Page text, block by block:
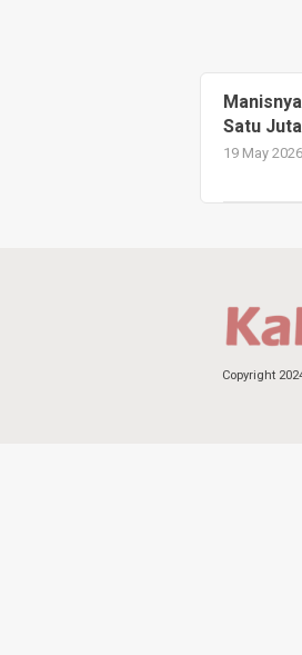
Satu
19 May
Copyright